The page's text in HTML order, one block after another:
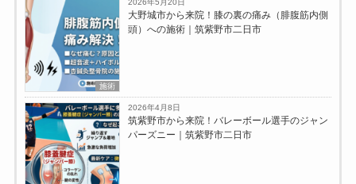
施術
2026年5月20日
大野城市から来院！膝の裏の痛み（腓腹筋内側
頭）への施術｜筑紫野市二日市
2026年4月8日
筑紫野市から来院！バレーボール選手のジャン
パーズニー｜筑紫野市二日市